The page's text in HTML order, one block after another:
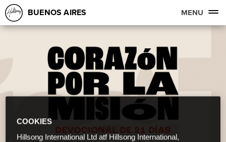
BUENOS AIRES MENU
COOKIES
Hillsong International Ltd atf Hillsong International,